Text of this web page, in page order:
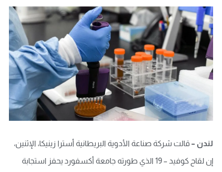
لندن –قالت شركة صناعة الأدوية البريطانية أسترا زينيكا، الإثنين،
إن لقاح كوفيد – 19 الذي طورته جامعة أكسفورد يحفز استجابة